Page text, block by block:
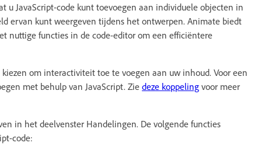
u JavaScript-code kunt toevoegen aan individuele objecten in
ervan kunt weergeven tijdens het ontwerpen. Animate biedt
nuttige functies in de code-editor om een efficiëntere
om interactiviteit toe te voegen aan uw inhoud. Voor een
met behulp van JavaScript. Ziedeze koppeling voor meer
in het deelvenster Handelingen. De volgende functies
code: